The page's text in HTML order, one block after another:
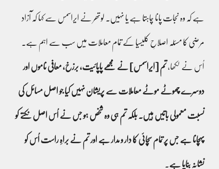
ہے کہ وہ نجات پانا چاہتا ہے یا نہیں۔ لوتھر نے ایراسمس سے کہا کہ آزاد
مرضی کا مسئلہ اصلاحِ کلیسیا کے تمام معاملات میں سب سے اہم ہے۔
اُس نے لکھا، تم [ایراسمس] نے مجھے پاپائیت، برزخ، معافی ناموں اور
دوسرے چھوٹے موٹے معاملات سے پریشان نہیں کیا جو اصل مسائل کی
نسبت معمولی باتیں ہیں۔ بلکہ تم ہی وہ شخص ہو جس نے اُس اصل نکتے کو
پہچانا ہے جس پر تمام سچائی کا دار و مدار ہے اور تم نے براہِ راست اُس کو
نشانہ بنایا ہے